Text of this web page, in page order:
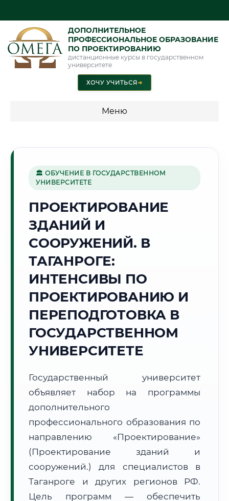
ДОПОЛНИТЕЛЬНОЕ
ПРОФЕССИОНАЛЬНОЕ ОБРАЗОВАНИЕ
ПО ПРОЕКТИРОВАНИЮ
дистанционные курсы в государственном
университете
ХОЧУ УЧИТЬСЯ➜
Меню
🌊
Г. ТАГАНРОГ
11:39:25
2026 г.
Погода в г. Таганрог:☀️ +30°C Ясно
🌅 Восход: 05:12 🌇 Закат:
19:48
📍 Региональная справка
347900–347999
Часовой пояс:
Формат учебы:
Дистанционно
🗺️ Зона обслуживания: г. Таганрог
🏛 ОБУЧЕНИЕ В ГОСУДАРСТВЕННОМ
УНИВЕРСИТЕТЕ
ПРОЕКТИРОВАНИЕ
ЗДАНИЙ И
СООРУЖЕНИЙ. В
ТАГАНРОГЕ:
ИНТЕНСИВЫ ПО
ПРОЕКТИРОВАНИЮ И
ПЕРЕПОДГОТОВКА В
ГОСУДАРСТВЕННОМ
УНИВЕРСИТЕТЕ
Государственный университет
объявляет набор на программы
дополнительного
профессионального образования по
направлению «Проектирование»
(Проектирование зданий и
сооружений.) для специалистов в
Таганроге и других регионов РФ.
Цель программ — обеспечить